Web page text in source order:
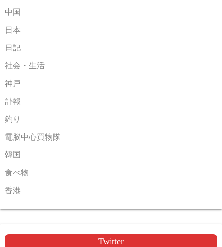
中国
日本
日記
社会・生活
神戸
訃報
釣り
電脳中心買物隊
韓国
食べ物
香港
Twitter